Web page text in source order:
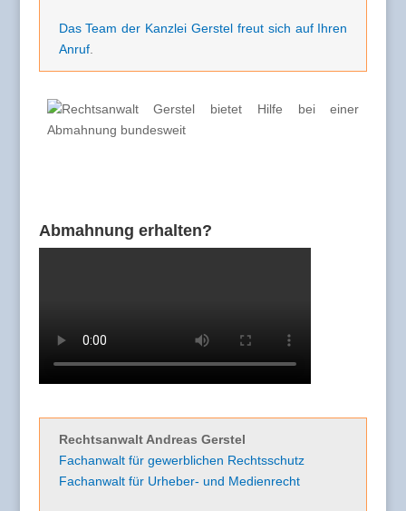
Das Team der Kanzlei Gerstel freut sich auf Ihren
Anruf.
Abmahnung erhalten?
Rechtsanwalt Andreas Gerstel
Fachanwalt für gewerblichen Rechtsschutz
Fachanwalt für Urheber- und Medienrecht